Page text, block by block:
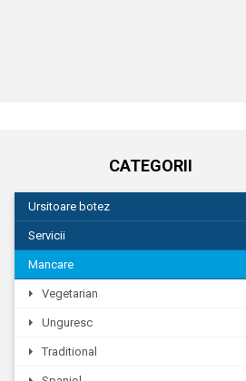
CATEGORII
Ursitoare botez
Servicii
Mancare
Vegetarian
Unguresc
Traditional